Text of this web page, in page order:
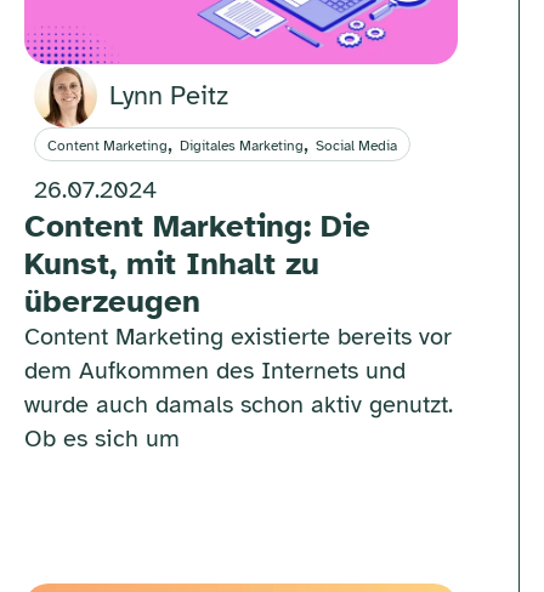
Lynn Peitz
Content Marketing, Digitales Marketing, Social Media
26.07.2024
Content Marketing: Die
Kunst, mit Inhalt zu
überzeugen
Content Marketing existierte bereits vor
dem Aufkommen des Internets und
wurde auch damals schon aktiv genutzt.
Ob es sich um